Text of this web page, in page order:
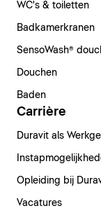
WC's & toiletten
Badkamerkranen
SensoWash®
Douchen
Baden
Carrière
Duravit als
Opleiding bij
Vacatures